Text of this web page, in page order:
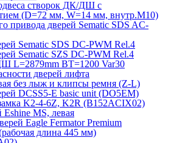
створок ДК/ДШ с
(D=72 мм, W=14 мм, внутр.М10)
привода дверей Sematiс SDS AC-
Sematic SDS DC-PWM Rel.4
Sematic SZS DC-PWM Rel.4
L=2879mm BT=1200 Var30
дверей лифта
без лыж и клипсы ремня (Z-L)
DCSS5-E basic unit (DO5EM)
K2-4-6Z, K2R (B152ACIX02)
MS, левая
Eagle Fermator Premium
длина 445 мм)